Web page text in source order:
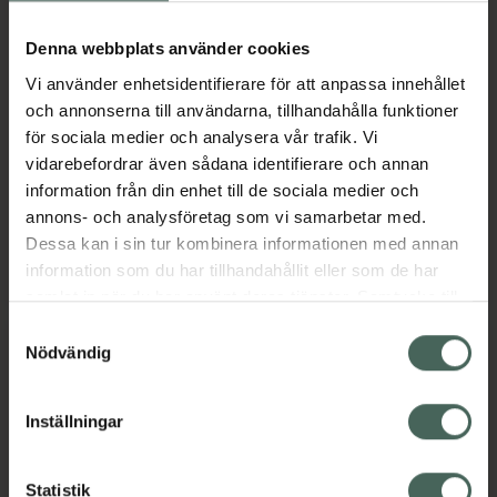
Denna webbplats använder cookies
Vi använder enhetsidentifierare för att anpassa innehållet
och annonserna till användarna, tillhandahålla funktioner
för sociala medier och analysera vår trafik. Vi
vidarebefordrar även sådana identifierare och annan
information från din enhet till de sociala medier och
annons- och analysföretag som vi samarbetar med.
Dessa kan i sin tur kombinera informationen med annan
information som du har tillhandahållit eller som de har
samlat in när du har använt deras tjänster. Samtycke till
återkalla ditt samtycke via webbplatsens
cookieinställningar. Ett återkallat samtycke påverkar inte
lagligheten av behandling som skett innan återkallelsen.
Nödvändig
Inställningar
Statistik
Onsdag 10:00-19:00
Torsdag 10:00-19:00
Fredag 10:00-19:00
Lördag 10:00- 17:00
Söndag 11:00 -17:00
Språk